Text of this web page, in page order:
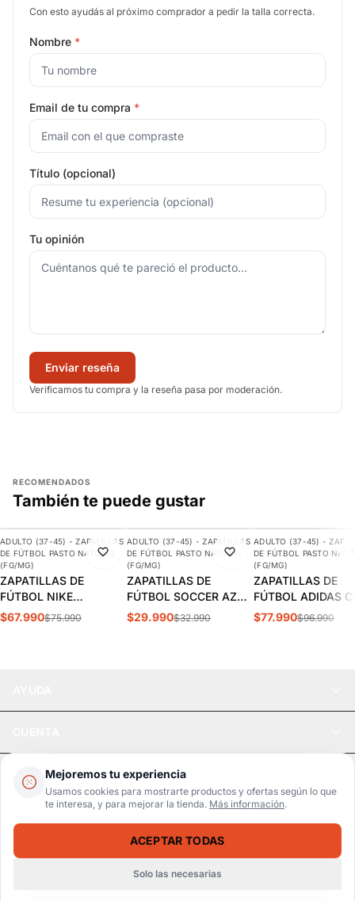
Mejoremos tu experiencia
Usamos cookies para mostrarte productos y ofertas según lo que
te interesa, y para mejorar la tienda. Más información.
ACEPTAR TODAS
Solo las necesarias
Con esto ayudás al próximo comprador a pedir la talla correcta.
Nombre *
Email de tu compra *
Título (opcional)
Tu opinión
Enviar reseña
Verificamos tu compra y la reseña pasa por moderación.
RECOMENDADOS
También te puede gustar
-11%
AGREGAR
ADULTO (37-45) - ZAPATILLAS
DE FÚTBOL PASTO NATURAL
(FG/MG)
ZAPATILLAS DE
FÚTBOL NIKE
MERCURIAL VAPOR 15
$67.990$75.990
-9%
AGREGAR
ADULTO (37-45) - ZAPATILLAS
DE FÚTBOL PASTO NATURAL
(FG/MG)
ZAPATILLAS DE
FÚTBOL SOCCER AZUL
ADULTO | SPS-11
$29.990$32.990
-20%
ADULTO (37-45) -
DE FÚTBOL PASTO
(FG/MG)
ZAPATILLAS DE
FÚTBOL ADIDAS
PURE 3 FG/MG
$77.990$96.990
ZAPATILLAS DE FÚTBOL NIKE LEGEND 10 CLUB FG/MG ADULTO | DV4344-040
LEGAL
Pago seguro SSL / Datos protegidos
Realsport © 2026
WebPay MercadoPago Tarjetas